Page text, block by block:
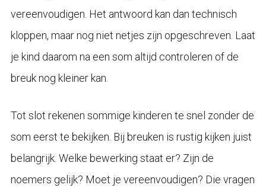
vereenvoudigen. Het antwoord kan dan technisch
kloppen, maar nog niet netjes zijn opgeschreven. Laat
je kind daarom na een som altijd controleren of de
breuk nog kleiner kan.
Tot slot rekenen sommige kinderen te snel zonder de
som eerst te bekijken. Bij breuken is rustig kijken juist
belangrijk. Welke bewerking staat er? Zijn de
noemers gelijk? Moet je vereenvoudigen? Die vragen